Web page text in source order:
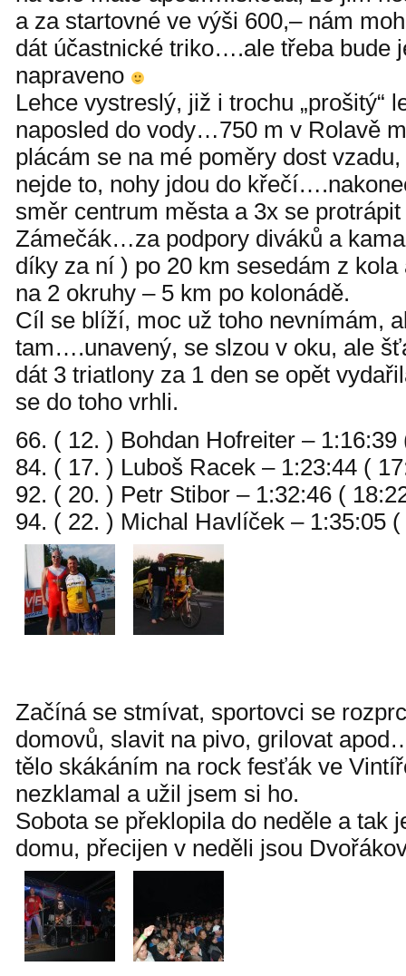
a za startovné ve výši 600,– nám
dát účastnické triko….ale třeba bude
napraveno
Lehce vystreslý, již i trochu „prošitý“
naposled do vody…750 m v Rolavě
plácám se na mé poměry dost
nejde to, nohy jdou do
směr centrum města a 3x se
Zámečák…za podpory diváků a
díky za ní ) po 20 km sesedám z
na 2 okruhy – 5 km po kolonádě.
Cíl se blíží, moc už toho nevnímám,
tam….unavený, se slzou v oku, ale
dát 3 triatlony za 1 den se opět
se do toho vrhli.
66. ( 12. ) Bohdan Hofreiter –
84. ( 17. ) Luboš Racek – 1:23:44 (
92. ( 20. ) Petr Stibor – 1:32:46 (
94. ( 22. ) Michal Havlíček – 1:35:05
Začíná se stmívat, sportovci se
domovů, slavit na pivo, grilovat
tělo skákáním na rock fesťák ve
nezklamal a užil jsem si ho.
Sobota se překlopila do neděle a tak
domu, přecijen v neděli jsou